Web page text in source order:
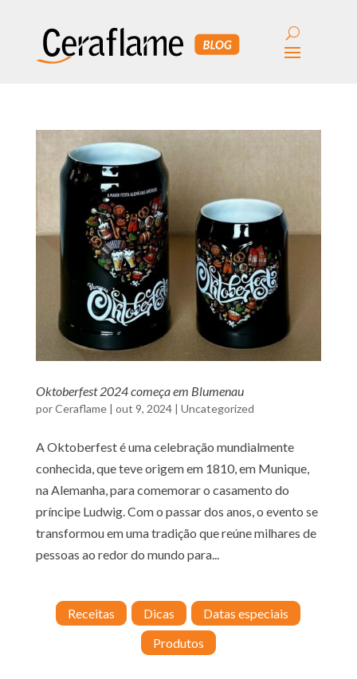
Oktoberfest 2024 começa em Blumenau
porCeraflame| out 9, 2024| Uncategorized
A Oktoberfest é uma celebração mundialmente
conhecida, que teve origem em 1810, em Munique,
na Alemanha, para comemorar o casamento do
príncipe Ludwig. Com o passar dos anos, o evento se
transformou em uma tradição que reúne milhares de
pessoas ao redor do mundo para...
Receitas Dicas
Datas especiais
Produtos